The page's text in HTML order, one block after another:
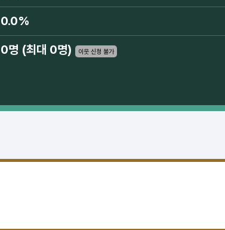
0.0%
0명 (최대 0명) 이웃 신청 불가